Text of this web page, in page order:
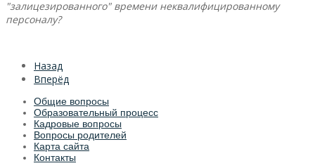
"залицезированного" времени неквалифицированному
персоналу?
Назад
Вперёд
Общие вопросы
Образовательный процесс
Кадровые вопросы
Вопросы родителей
Карта сайта
Контакты